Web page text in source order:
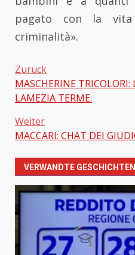
pagato con la
criminalità».
Zurück
MASCHERINE TRICOLORI:
LAMEZIA TERME.
Weiter
MACCARI: CHAT DEI
VERWANDTE GESCHICHTEN